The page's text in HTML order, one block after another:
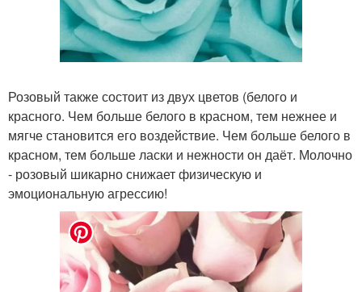
Розовый также состоит из двух цветов (белого и
красного. Чем больше белого в красном, тем нежнее и
мягче становится его воздействие. Чем больше белого в
красном, тем больше ласки и нежности он даёт. Молочно
- розовый шикарно снижает физическую и
эмоциональную агрессию!